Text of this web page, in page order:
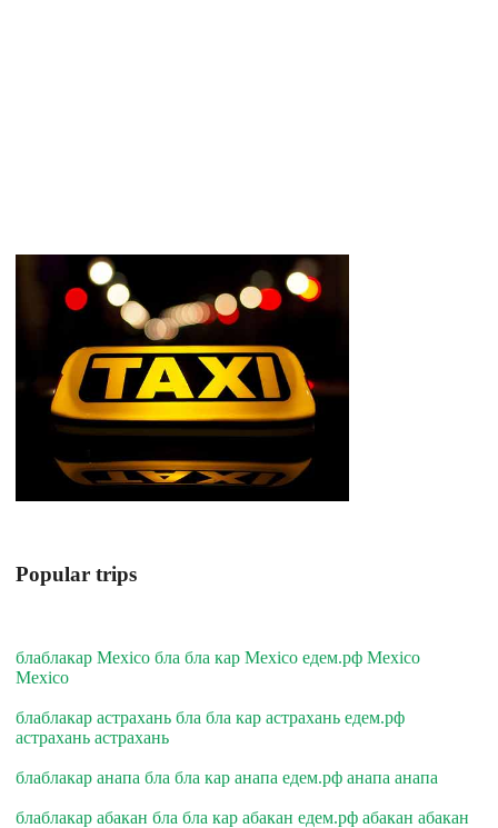
Popular trips
блаблакар Mexico бла бла кар Mexico едем.рф Mexico
Mexico
блаблакар астрахань бла бла кар астрахань едем.рф
астрахань астрахань
блаблакар анапа бла бла кар анапа едем.рф анапа анапа
блаблакар абакан бла бла кар абакан едем.рф абакан абакан